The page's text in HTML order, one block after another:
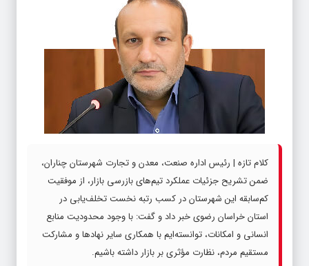
کلام تازه | رئیس اداره صنعت، معدن و تجارت شهرستان چناران،
ضمن تشریح جزئیات عملکرد تیم‌های بازرسی بازار، از موفقیت
کم‌سابقه این شهرستان در کسب رتبه نخست تخلف‌یابی در
استان خراسان رضوی خبر داد و گفت: با وجود محدودیت منابع
انسانی و امکانات، توانسته‌ایم با همکاری سایر نهادها و مشارکت
مستقیم مردم، نظارت مؤثری بر بازار داشته باشیم.